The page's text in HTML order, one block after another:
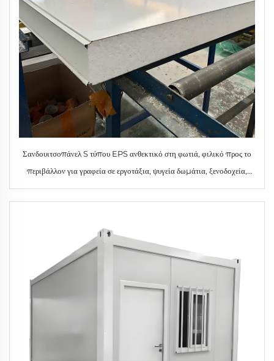
Σανδουιτσοπάνελ S τύπου EPS ανθεκτικό στη φωτιά, φιλικό προς το
περιβάλλον για γραφεία σε εργοτάξια, ψυγεία δωμάτια, ξενοδοχεία,
αποθήκες από χάλυβα